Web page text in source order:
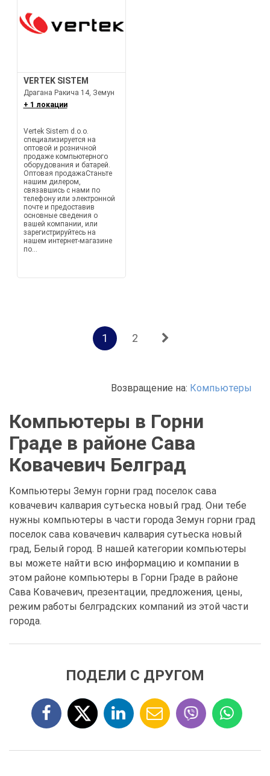
VERTEK SISTEM
Драгана Ракича 14, Земун
+ 1 локации
Vertek Sistem d.o.o.
специализируется на
оптовой и розничной
продаже компьютерного
оборудования и батарей.
Оптовая продажаСтаньте
нашим дилером,
связавшись с нами по
телефону или электронной
почте и предоставив
основные сведения о
вашей компании, или
зарегистрируйтесь на
нашем интернет-магазине
по...
1 2
Возвращение на: Компьютеры
Компьютеры в Горни
Граде в районе Сава
Ковачевич Белград
Компьютеры Земун горни град поселок сава
ковачевич калвария сутьеска новый град. Они тебе
нужны компьютеры в части города Земун горни град
поселок сава ковачевич калвария сутьеска новый
град, Белый город. В нашей категории компьютеры
вы можете найти всю информацию и компании в
этом районе компьютеры в Горни Граде в районе
Сава Ковачевич, презентации, предложения, цены,
режим работы белградских компаний из этой части
города.
ПОДЕЛИ С ДРУГОМ